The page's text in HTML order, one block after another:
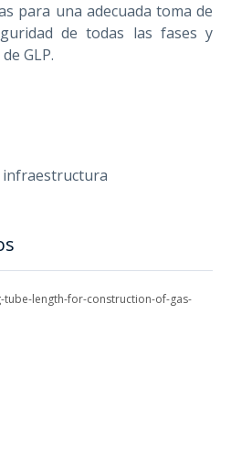
para una adecuada toma de
de todas las fases y
GLP.
infraestructura